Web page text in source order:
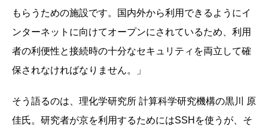
もらうための施設です。国内外から利用できるようにイ
ンターネットに向けてオープンにされているため、利用
者の利便性と接続時の十分なセキュリティを両立して確
保されなければなりません。」
そう語るのは、理化学研究所 計算科学研究機構の黒川 原
佳氏。研究者が京を利用するためにはSSHを使うが、そ